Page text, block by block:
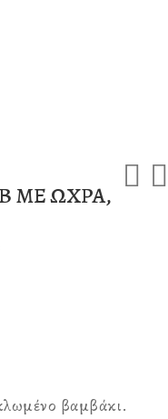
ΜΕ ΩΧΡΑ,
βαμβάκι.